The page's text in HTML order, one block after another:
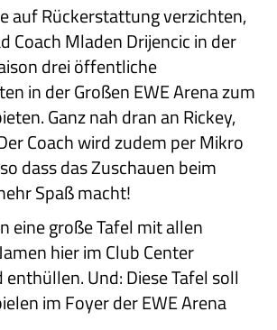
auf Rückerstattung verzichten,
Coach Mladen Drijencic in der
drei öffentliche
in der Großen EWE Arena zum
Ganz nah dran an Rickey,
Coach wird zudem per Mikro
dass das Zuschauen beim
Spaß macht!
eine große Tafel mit allen
hier im Club Center
Und: Diese Tafel soll
im Foyer der EWE Arena